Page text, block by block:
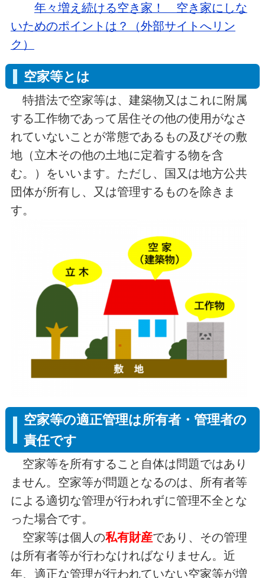
年々増え続ける空き家！ 空き家にしな
いためのポイントは？（外部サイトへリン
ク）
空家等とは
特措法で空家等は、建築物又はこれに附属
する工作物であって居住その他の使用がなさ
れていないことが常態であるもの及びその敷
地（立木その他の土地に定着する物を含
む。）をいいます。ただし、国又は地方公共
団体が所有し、又は管理するものを除きま
す。
空家等の適正管理は所有者・管理者の
責任です
空家等を所有すること自体は問題ではあり
ません。空家等が問題となるのは、所有者等
による適切な管理が行われずに管理不全とな
った場合です。
空家等は個人の私有財産であり、その管理
は所有者等が行わなければなりません。近
年、適正な管理が行われていない空家等が増